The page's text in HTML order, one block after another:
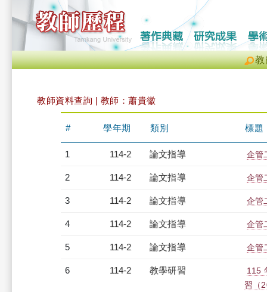
教
教師資料查詢 | 教師：蕭貴徽
# 學年期 類別 標題
1 114-2 論文指導 企管
2 114-2 論文指導 企管
3 114-2 論文指導 企管
4 114-2 論文指導 企管
5 114-2 論文指導 企管
6 114-2 教學研習
115
習（